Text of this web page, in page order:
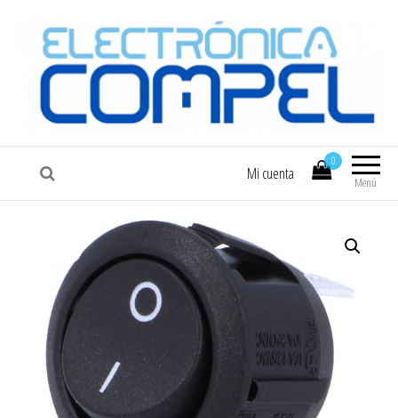
COMPEL Electrónica COMPEL
Menú
0
Mi cuenta